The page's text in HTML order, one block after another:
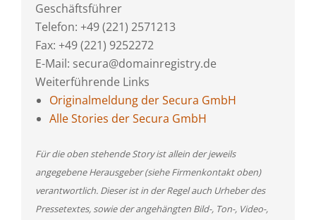
Geschäftsführer
Telefon: +49 (221) 2571213
Fax: +49 (221) 9252272
E-Mail: secura@domainregistry.de
Weiterführende Links
Originalmeldung der Secura GmbH
Alle Stories der Secura GmbH
Für die oben stehende Story ist allein der jeweils
angegebene Herausgeber (siehe Firmenkontakt oben)
verantwortlich. Dieser ist in der Regel auch Urheber des
Pressetextes, sowie der angehängten Bild-, Ton-, Video-,